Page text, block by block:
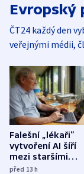
Evropský
ČT24 každý den
veřejnými médii,
Falešní „lékaři“
vytvoření AI šíří
mezi staršími
Poláky
před 13h